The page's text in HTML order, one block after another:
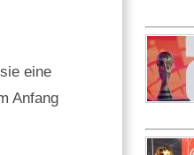
eine
Anfang